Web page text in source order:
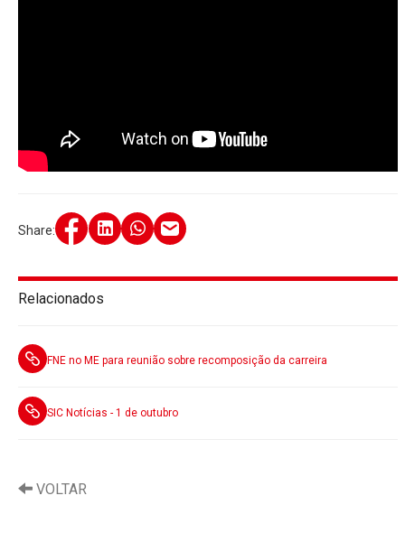
Relacionados
FNE no ME para reunião sobre recomposição da carreira
SIC Notícias - 1 de outubro
Share:
VOLTAR